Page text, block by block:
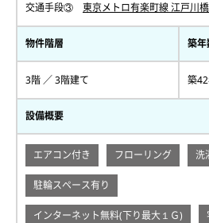
交通手段③ 東京メトロ有楽町線 江戸川
物件階層
3階 ／ 3階建て
築年
築
設備概要
エアコン付き フローリング 洗
駐輪スペース有り
インターネット無料(下り最大１Ｇ)